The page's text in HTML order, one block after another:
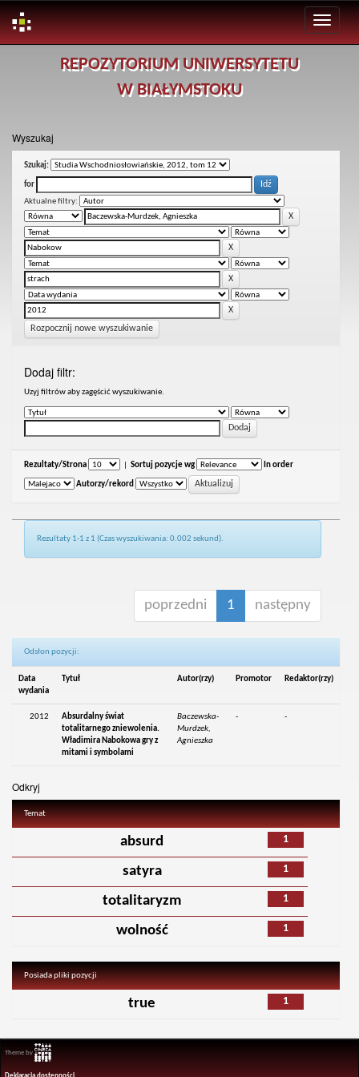
REPOZYTORIUM UNIWERSYTETU
W BIAŁYMSTOKU
Wyszukaj
Szukaj:
for
Aktualne filtry:
Rozpocznij nowe wyszukiwanie
Dodaj filtr:
Uzyj filtrów aby zagęścić wyszukiwanie.
Rezultaty/Strona Sortuj pozycje wg In order
Autorzy/rekord
Rezultaty 1-1 z 1 (Czas wyszukiwania: 0.002 sekund).
poprzedni 1 następny
Odsłon pozycji:
Data
wydania
Tytuł Autor(rzy) Promotor Redaktor(rzy)
2012
Absurdalny świat
totalitarnego zniewolenia.
Władimira Nabokowa gry z
mitami i symbolami
Baczewska-
Murdzek,
Agnieszka
- -
Odkryj
Temat
1
absurd
1
satyra
1
totalitaryzm
1
wolność
Posiada pliki pozycji
1
true
Theme by